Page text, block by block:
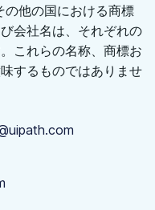
他の国における商標
会社名は、それぞれの
これらの名称、商標お
するものではありませ